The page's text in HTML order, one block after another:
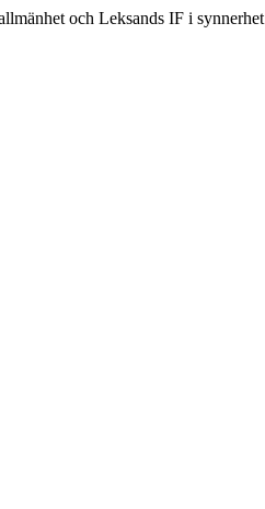
och Leksands IF i synnerhet